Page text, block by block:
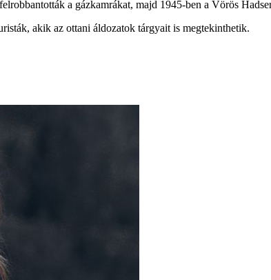
a gázkamrákat, majd 1945-ben a Vörös
akik az ottani áldozatok tárgyait is megtekinthetik.